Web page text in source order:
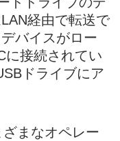
経由で転送で
バイスがロー
に接続されてい
ドライブにア
まなオペレー